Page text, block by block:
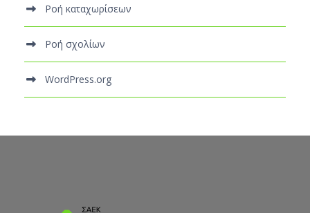
Ροή καταχωρίσεων
Ροή σχολίων
WordPress.org